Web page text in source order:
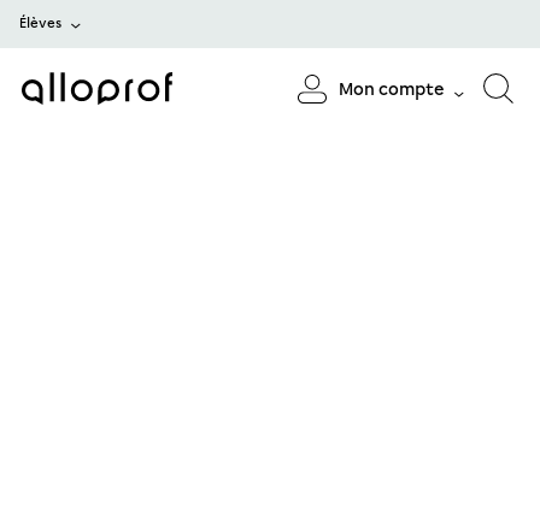
Élèves
Mon compte